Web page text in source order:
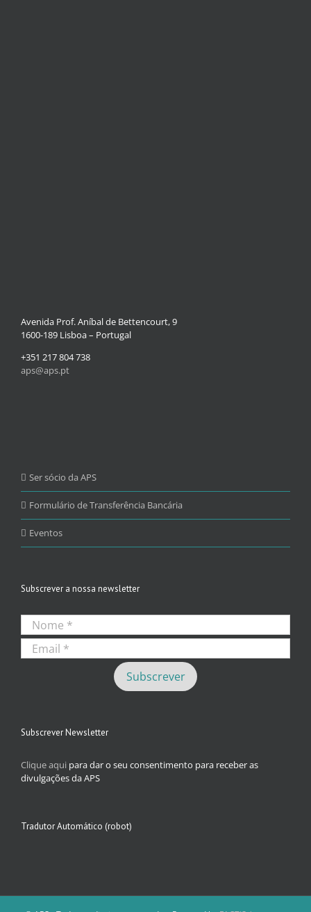
Avenida Prof. Aníbal de Bettencourt, 9
1600-189 Lisboa – Portugal
+351 217 804 738
aps@aps.pt
Ser sócio da APS
Formulário de Transferência Bancária
Eventos
Subscrever a nossa newsletter
Subscrever Newsletter
Clique aqui para dar o seu consentimento para receber as
divulgações da APS
Tradutor Automático (robot)